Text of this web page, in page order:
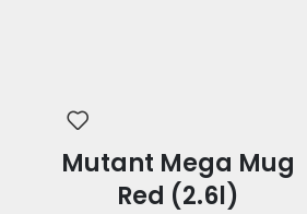
Mutant Mega Mug
Red (2.6l)